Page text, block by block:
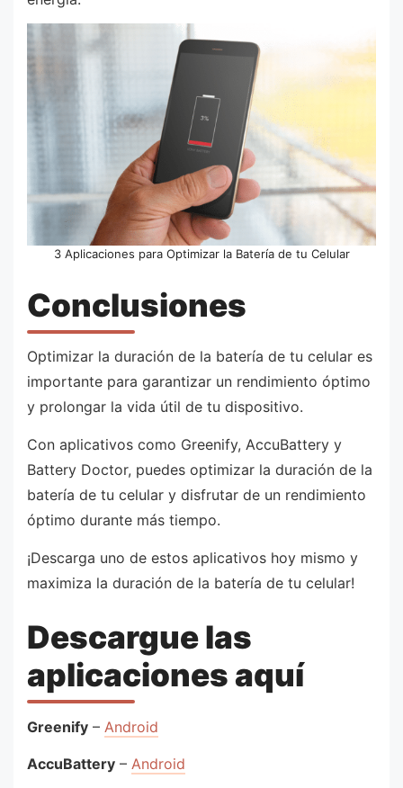
3 Aplicaciones para Optimizar la Batería de tu Celular
Conclusiones
Optimizar la duración de la batería de tu celular es
importante para garantizar un rendimiento óptimo
y prolongar la vida útil de tu dispositivo.
Con aplicativos como Greenify, AccuBattery y
Battery Doctor, puedes optimizar la duración de la
batería de tu celular y disfrutar de un rendimiento
óptimo durante más tiempo.
¡Descarga uno de estos aplicativos hoy mismo y
maximiza la duración de la batería de tu celular!
Descargue las
aplicaciones aquí
Greenify – Android
AccuBattery – Android